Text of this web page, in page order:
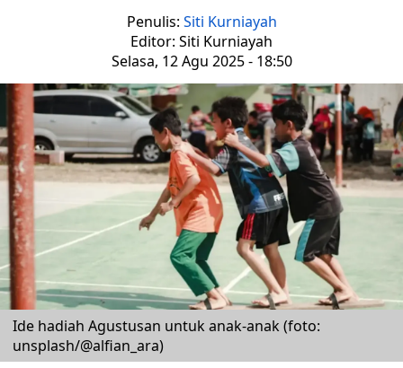
Penulis: Siti Kurniayah
Editor: Siti Kurniayah
Selasa, 12 Agu 2025 - 18:50
Ide hadiah Agustusan untuk anak-anak (foto:
unsplash/@alfian_ara)